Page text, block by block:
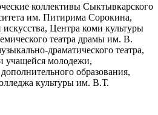
коллективы Сыктывкарского
им. Питирима Сорокина,
Центра коми культуры
театра драмы им. В.
драматического театра,
учащейся молодежи,
образования,
культуры им. В.Т.